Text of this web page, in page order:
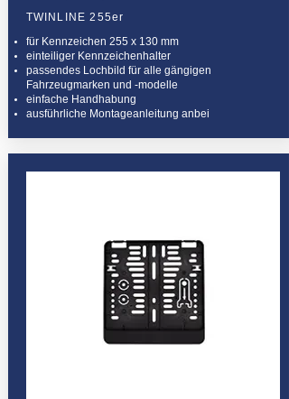
TWINLINE 255er
für Kennzeichen 255 x 130 mm
einteiliger Kennzeichenhalter
passendes Lochbild für alle gängigen
Fahrzeugmarken und -modelle
einfache Handhabung
ausführliche Montageanleitung anbei